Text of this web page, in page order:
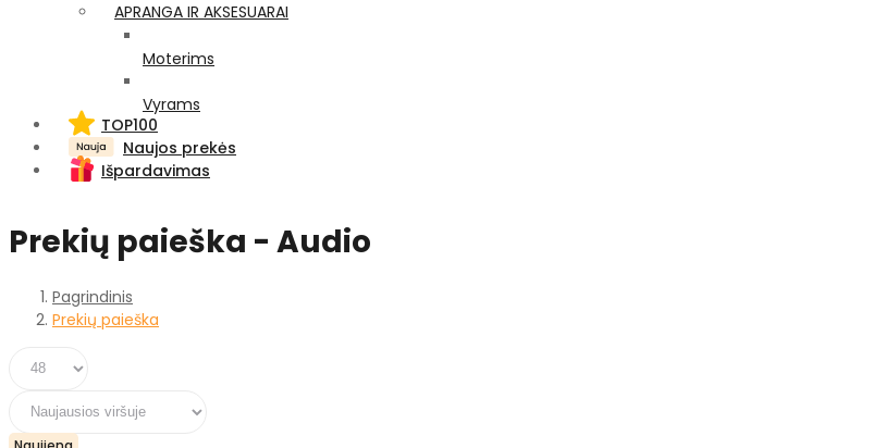
APRANGA IR AKSESUARAI
Moterims
Vyrams
TOP100
Naujos prekės
Išpardavimas
Prekių paieška - Audio
Pagrindinis
Prekių paieška